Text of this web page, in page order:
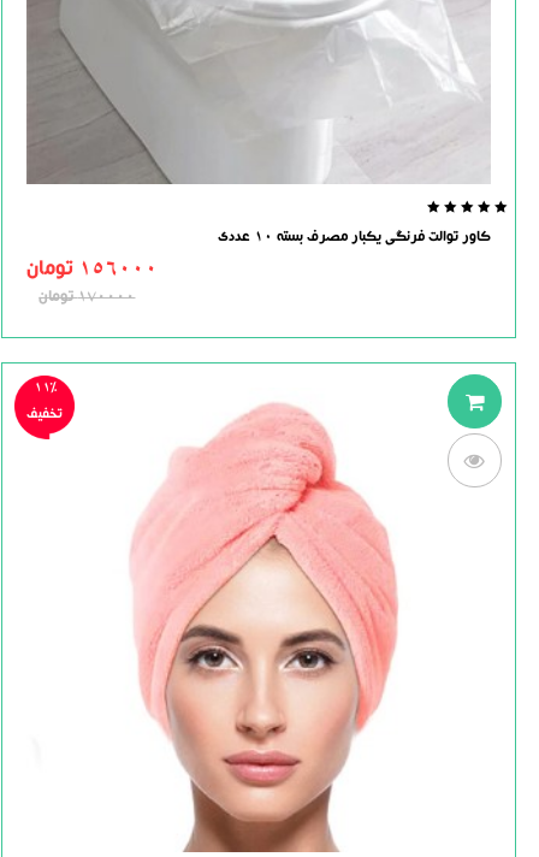
0.0
out
کاور توالت فرنگی یکبار مصرف بسته 10 عددی
156000 تومان
170000تومان
11%
تخفیف